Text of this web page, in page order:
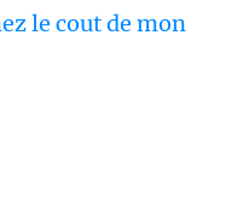
le cout de mon